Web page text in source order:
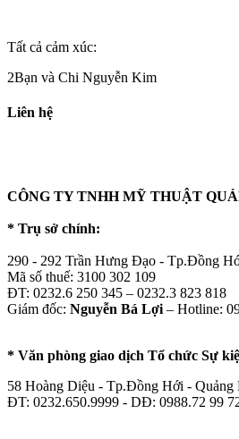
Tất cả cảm xúc:
2Bạn và Chi Nguyễn Kim
Liên hệ
CÔNG TY TNHH MỸ THUẬT
* Trụ sở chính:
290 - 292 Trần Hưng Đạo - Tp.Đồng
Mã số thuế: 3100 302 109
ĐT: 0232.6 250 345 – 0232.3 823 818
Giám đốc: Nguyễn Bá Lợi – Hotline:
* Văn phòng giao dịch Tổ chức Sự
58 Hoàng Diệu - Tp.Đồng Hới - Quảng
ĐT: 0232.650.9999 - DĐ: 0988.72 99